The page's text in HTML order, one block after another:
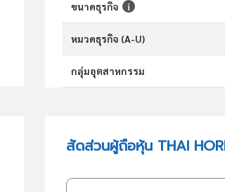
ขนาดธุรกิจ
หมวดธุรกิจ (A-U)
กลุ่มอุตสาหกรรม
สัดส่วนผู้ถือหุ้น THAI